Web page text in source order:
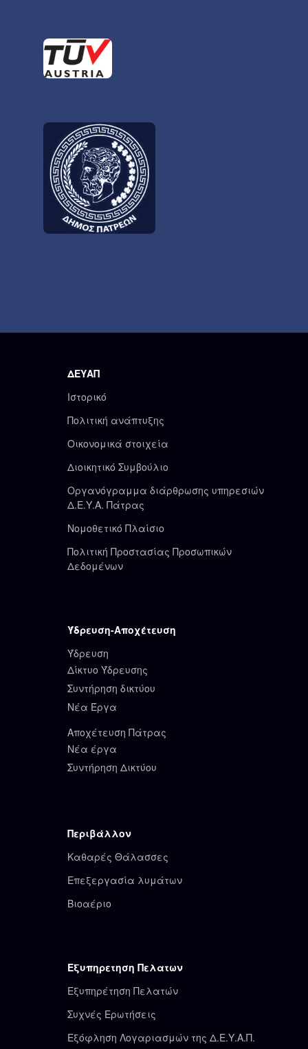
ΔΕΥΑΠ
Ιστορικό
Πολιτική ανάπτυξης
Οικονομικά στοιχεία
Διοικητικό Συμβούλιο
Οργανόγραμμα διάρθρωσης υπηρεσιών
Δ.Ε.Υ.Α. Πάτρας
Νομοθετικό Πλαίσιο
Πολιτική Προστασίας Προσωπικών
Δεδομένων
Ύδρευση-Αποχέτευση
Ύδρευση
Δίκτυο Ύδρευσης
Συντήρηση δικτύου
Νέα Έργα
Αποχέτευση Πάτρας
Νέα έργα
Συντήρηση Δικτύου
Περιβάλλον
Καθαρές Θάλασσες
Επεξεργασία λυμάτων
Βιοαέριο
Εξυπηρετηση Πελατων
Εξυπηρέτηση Πελατών
Συχνές Ερωτήσεις
Εξόφληση Λογαριασμών της Δ.Ε.Υ.Α.Π.